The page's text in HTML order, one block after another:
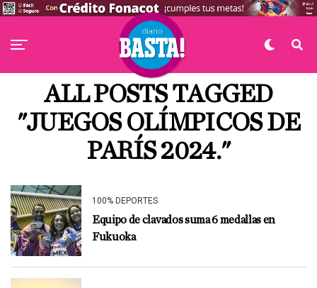
ALL POSTS TAGGED
"JUEGOS OLÍMPICOS DE
PARÍS 2024."
100% DEPORTES
Equipo de clavados suma 6 medallas en
Fukuoka